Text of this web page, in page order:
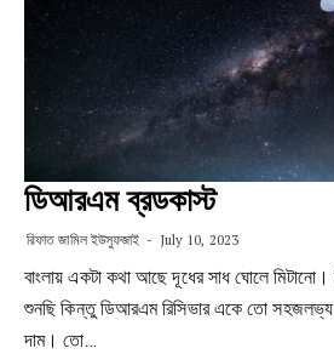
ডিআরএম ব্রডকাস্ট
রিফাত জামিল ইউসুফজাই July 10, 2023
বাংলায় একটা কথা আছে দূধের সাধ ঘোলে
শুনছি কিন্তু ডিআরএম রিসিভার একে তো সহজলভ্য
দাম। তো…